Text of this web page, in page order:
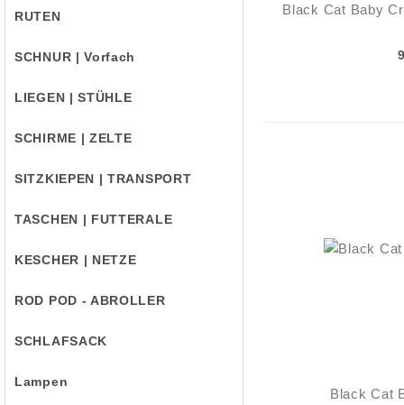
RUTEN
SCHNUR | Vorfach
LIEGEN | STÜHLE
SCHIRME | ZELTE
SITZKIEPEN | TRANSPORT
TASCHEN | FUTTERALE
KESCHER | NETZE
ROD POD - ABROLLER
SCHLAFSACK
Lampen
Black Cat Baby
Black Cat